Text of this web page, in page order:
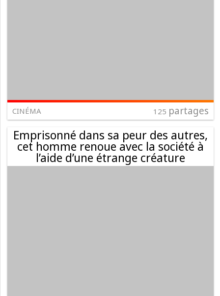
CINÉMA 125 partages
Emprisonné dans sa peur des autres,
cet homme renoue avec la société à
l’aide d’une étrange créature